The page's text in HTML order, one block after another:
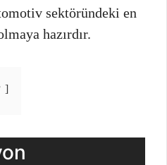
sektöründeki en
hazırdır.